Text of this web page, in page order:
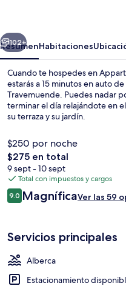
Siguiente
102+
ResumenHabitaciones
Cuando te hospedes en
estarás a 15 minutos en auto
Travemuende. Puedes nadar
terminar el día relajándote en
su terraza y su jardín.
$250 por noche
El
precio
total
es
de
$275 en total
9 sept - 10 sept
Total con impuestos y cargos
Opiniones
9.09.0 de 10,
MagníficaVer las 59
Servicios principales
Alberca
Estacionamiento